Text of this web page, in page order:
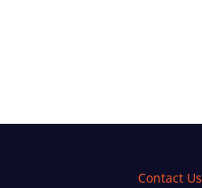
Contact Us